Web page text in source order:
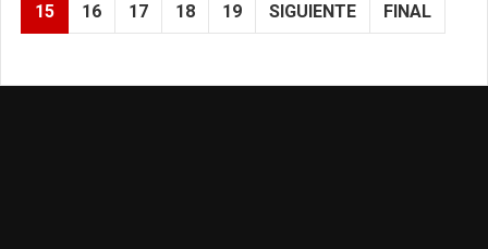
15 16 17 18 19 SIGUIENTE FINAL